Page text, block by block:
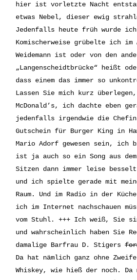
hier ist vorletzte Nacht
etwas Nebel, dieser ewig
Jedenfalls heute früh wurde ich
Komischerweise grübelte ich im
Weidemann ist oder von den
„Langenscheidtbrücke“ heißt
dass einem das immer so
Lassen Sie mich kurz
McDonald’s, ich dachte eben
jedenfalls irgendwie die Chefin
Gutschein für Burger King in
Mario Adorf gewesen sein,
ist ja auch so ein Song aus
Sitzen dann immer leise
und ich spielte gerade mit
Raum. Und im Radio in der
ich im Internet nachschauen
vom Stuhl. +++ Ich weiß, Sie
und wahrscheinlich haben Sie
damalige Barfrau D. Stigers
Da hat nämlich ganz ohne
Whiskey, wie hieß der noch.